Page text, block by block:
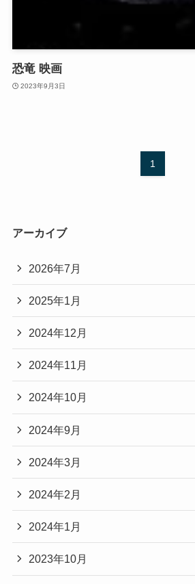
恐竜 映画
2023年9月3日
1
アーカイブ
2026年7月
2025年1月
2024年12月
2024年11月
2024年10月
2024年9月
2024年3月
2024年2月
2024年1月
2023年10月